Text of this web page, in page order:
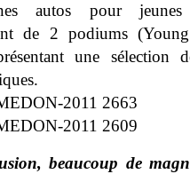
autos pour jeunes
de 2 podiums
une sélection
beaucoup de